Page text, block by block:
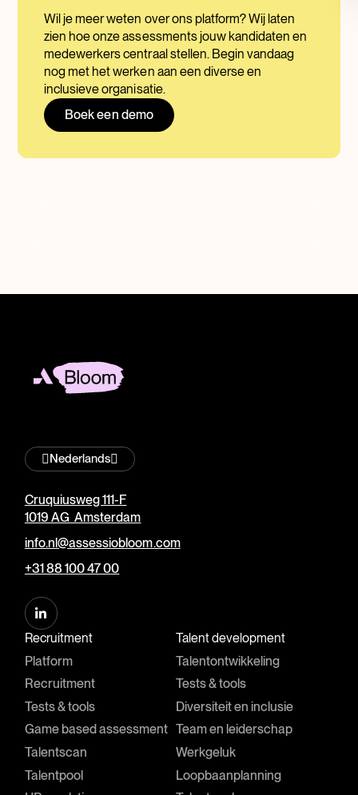
Wil je meer weten over ons platform? Wij laten
zien hoe onze assessments jouw kandidaten en
medewerkers centraal stellen. Begin vandaag
nog met het werken aan een diverse en
inclusieve organisatie.
Boek een demo
Nederlands
Cruquiusweg 111-F
1019 AG Amsterdam
info.nl@assessiobloom.com
+31 88 100 47 00
Recruitment
Platform
Recruitment
Tests & tools
Game based assessment
Talentscan
Talentpool
Talent development
Talentontwikkeling
Tests & tools
Diversiteit en inclusie
Team en leiderschap
Werkgeluk
Loopbaanplanning